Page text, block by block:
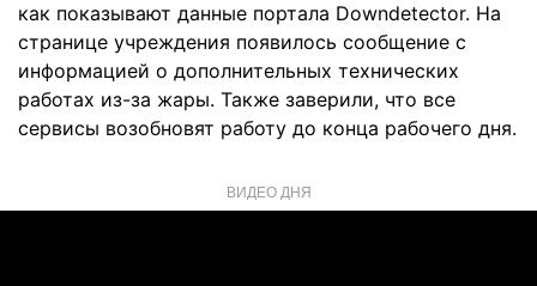
как показывают данные портала Downdetector. На
странице учреждения появилось сообщение с
информацией о дополнительных технических
работах из-за жары. Также заверили, что все
сервисы возобновят работу до конца рабочего дня.
ВИДЕО ДНЯ